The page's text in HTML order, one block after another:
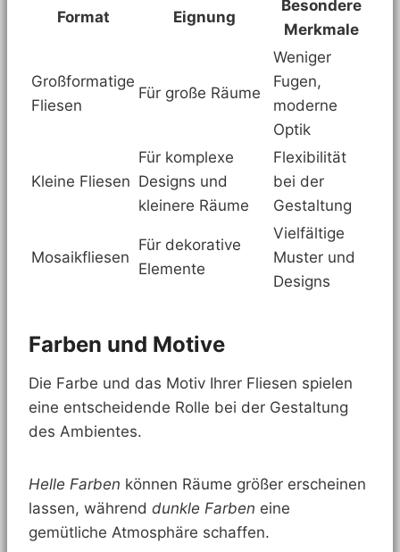
Format Eignung
Besondere
Merkmale
Großformatige
Fliesen
Für große Räume
Weniger
Fugen,
moderne
Optik
Kleine Fliesen
Für komplexe
Designs und
kleinere Räume
Flexibilität
bei der
Gestaltung
Mosaikfliesen
Für dekorative
Elemente
Vielfältige
Muster und
Designs
Farben und Motive
Die Farbe und das Motiv Ihrer Fliesen spielen
eine entscheidende Rolle bei der Gestaltung
des Ambientes.
Helle Farben können Räume größer erscheinen
lassen, während dunkle Farben eine
gemütliche Atmosphäre schaffen.